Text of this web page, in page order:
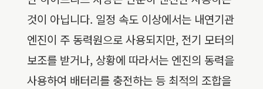
것이 아닙니다. 일정 속도 이상에서는 내연기관
엔진이 주 동력원으로 사용되지만, 전기 모터의
보조를 받거나, 상황에 따라서는 엔진의 동력을
사용하여 배터리를 충전하는 등 최적의 조합을